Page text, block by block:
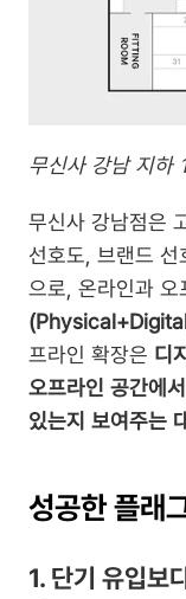
무신사 강남 지하
무신사 강남점은
선호도, 브랜드 선
으로, 온라인과 오
프라인 확장은 디
오프라인 공간에
있는지 보여주는
성공한 플래
1. 단기 유입보